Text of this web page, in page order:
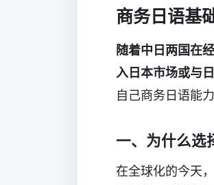
商务日语基
随着中日两国在
入日本市场或与
自己商务日语能
一、为什么选
在全球化的今天，